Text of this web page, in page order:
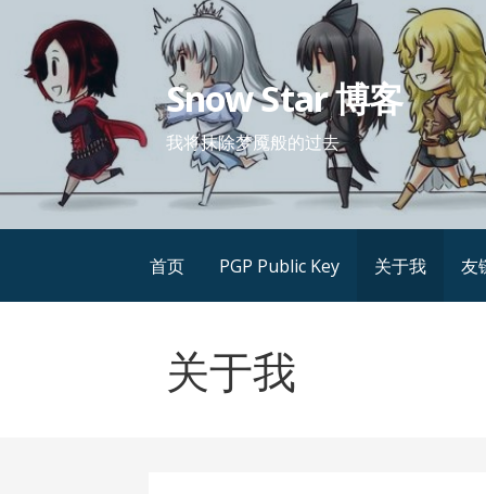
Snow Star 博客
我将抹除梦魇般的过去
首页 PGP Public Key 关于我 友
关于我